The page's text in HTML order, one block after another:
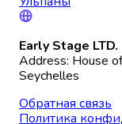
Early Stage LTD.
Address: House
Seychelles
Обратная связь
Политика